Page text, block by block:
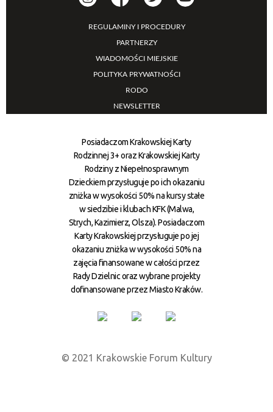
REGULAMINY I PROCEDURY
PARTNERZY
WIADOMOŚCI MIEJSKIE
POLITYKA PRYWATNOŚCI
RODO
NEWSLETTER
Posiadaczom Krakowskiej Karty
Rodzinnej 3+ oraz Krakowskiej Karty
Rodziny z Niepełnosprawnym
Dzieckiem przysługuje po ich okazaniu
zniżka w wysokości 50% na kursy stałe
w siedzibie i klubach KFK (Malwa,
Strych, Kazimierz, Olsza). Posiadaczom
Karty Krakowskiej przysługuje po jej
okazaniu zniżka w wysokości 50% na
zajęcia finansowane w całości przez
Rady Dzielnic oraz wybrane projekty
dofinansowane przez Miasto Kraków.
© 2021 Krakowskie Forum Kultury